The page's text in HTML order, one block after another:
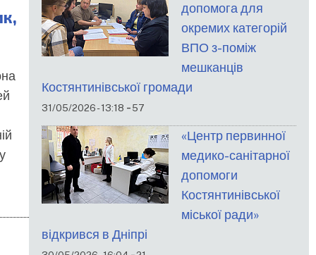
допомога для
окремих категорій
ВПО з-поміж
мешканців
Костянтинівської громади
31/05/2026 - 13:18 -57
«Центр первинної
медико-санітарної
допомоги
Костянтинівської
міської ради»
відкрився в Дніпрі